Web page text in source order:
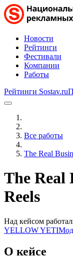
Новости
Рейтинги
Фестивали
Компании
Работы
Рейтинги Sostav.ru
Все работы
The Real
The Real
Reels
Над кейсом
YELLOW YETI
О кейсе